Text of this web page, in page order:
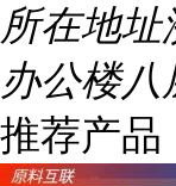
所在地址
办公楼八
推荐产品